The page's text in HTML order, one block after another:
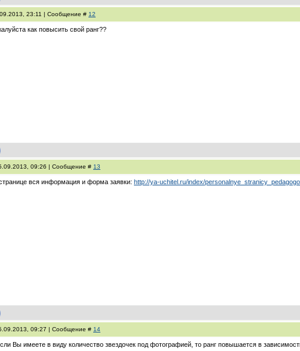
23:11 | Сообщение # 12
как повысить свой ранг??
09:26 | Сообщение # 13
странице вся информация и форма заявки: http://ya-uchitel.ru/index/
09:27 | Сообщение # 14
Вы имеете в виду количество звездочек под фотографией, то ранг повышается в